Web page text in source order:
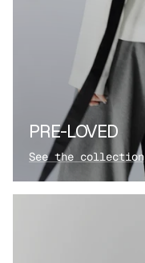
PRE-LOVED
See the collection